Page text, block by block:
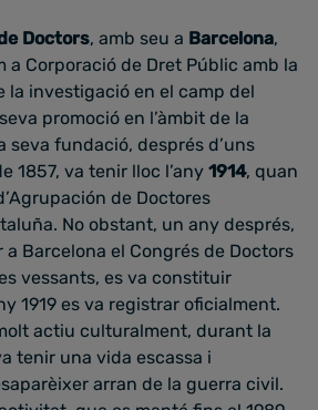
Doctors, amb seu a Barcelona,
a Corporació de Dret Públic amb la
investigació en el camp del
promoció en l’àmbit de la
seva fundació, després d’uns
1857, va tenir lloc l’any 1914, quan
de Doctores
No obstant, un any després,
Barcelona el Congrés de Doctors
vessants, es va constituir
1919 es va registrar oficialment.
actiu culturalment, durant la
tenir una vida escassa i
arran de la guerra civil.